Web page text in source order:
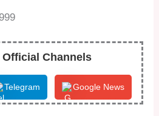
Channels
Telegram Google News